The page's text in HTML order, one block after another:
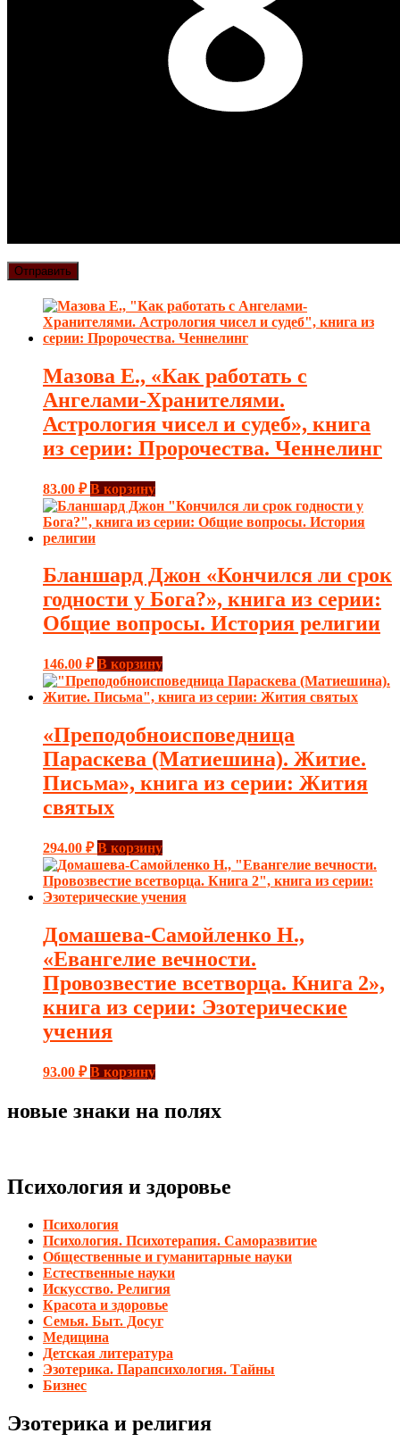
Мазова Е., «Как работать с
Ангелами-Хранителями.
Астрология чисел и судеб», книга
из серии: Пророчества. Ченнелинг
83.00 ₽ В корзину
Бланшард Джон «Кончился ли срок
годности у Бога?», книга из серии:
Общие вопросы. История религии
146.00 ₽ В корзину
«Преподобноисповедница
Параскева (Матиешина). Житие.
Письма», книга из серии: Жития
святых
294.00 ₽ В корзину
Домашева-Самойленко Н.,
«Евангелие вечности.
Провозвестие всетворца. Книга 2»,
книга из серии: Эзотерические
учения
93.00 ₽ В корзину
новые знаки на полях
Психология и здоровье
Психология
Психология. Психотерапия. Саморазвитие
Общественные и гуманитарные науки
Естественные науки
Искусство. Религия
Красота и здоровье
Семья. Быт. Досуг
Медицина
Детская литература
Эзотерика. Парапсихология. Тайны
Бизнес
Эзотерика и религия